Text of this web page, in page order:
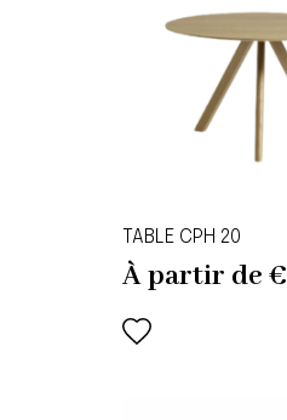
TABLE CPH 20
À partir de€